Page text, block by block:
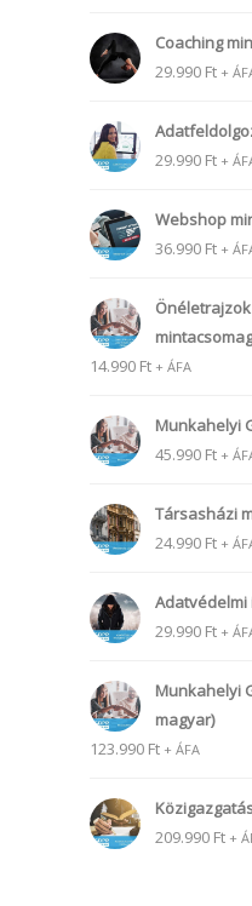
Coaching
29.990 Ft +
29.990 Ft +
Webshop
36.990 Ft +
mintacsomag
14.990 Ft + ÁFA
Munkahelyi
45.990 Ft +
Társasházi
24.990 Ft +
Adatvédelmi
29.990 Ft +
Munkahelyi
magyar)
123.990 Ft + ÁFA
209.990 Ft +